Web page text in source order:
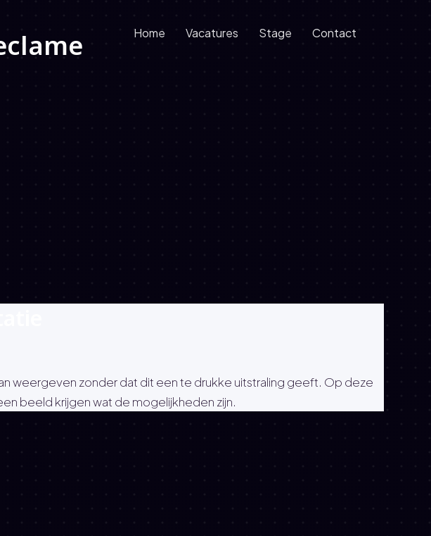
Home Vacatures Stage Contact
weergeven zonder dat dit een te drukke uitstraling geeft. Op deze
beeld krijgen wat de mogelijkheden zijn.